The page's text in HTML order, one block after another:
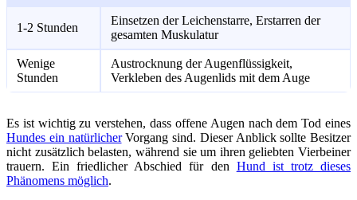
1-2 Stunden
Einsetzen der Leichenstarre, Erstarren der
gesamten Muskulatur
Wenige
Stunden
Austrocknung der Augenflüssigkeit,
Verkleben des Augenlids mit dem Auge
Es ist wichtig zu verstehen, dass offene Augen nach dem Tod eines
Hundes ein natürlicherVorgang sind. Dieser Anblick sollte Besitzer
nicht zusätzlich belasten, während sie um ihren geliebten Vierbeiner
trauern. Ein friedlicher Abschied für den Hund ist trotz dieses
Phänomens möglich.